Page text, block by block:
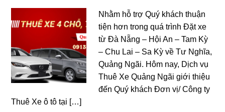
Nhằm hỗ trợ Quý khách thuận
tiện hơn trong quá trình Đặt xe
từ Đà Nẵng – Hội An – Tam Kỳ
– Chu Lai – Sa Kỳ về Tư Nghĩa,
Quảng Ngãi. Hôm nay, Dịch vụ
Thuê Xe Quảng Ngãi giới thiệu
đến Quý khách Đơn vị/ Công ty
Thuê Xe ô tô tại […]